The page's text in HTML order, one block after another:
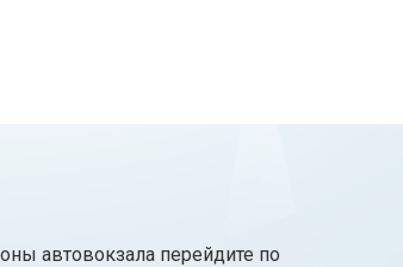
автовокзала перейдите по